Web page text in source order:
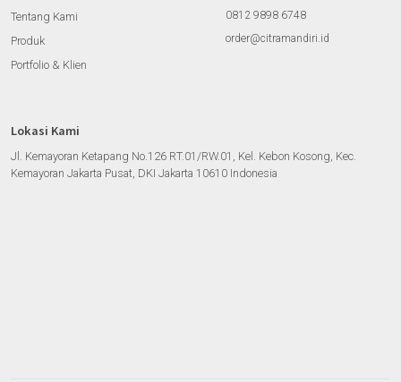
Tentang Kami
Produk
Portfolio & Klien
0812 9898 6748
order@citramandiri.id
Lokasi Kami
Jl. Kemayoran Ketapang No.126 RT.01/RW.01, Kel. Kebon Kosong, Kec.
Kemayoran Jakarta Pusat, DKI Jakarta 10610 Indonesia